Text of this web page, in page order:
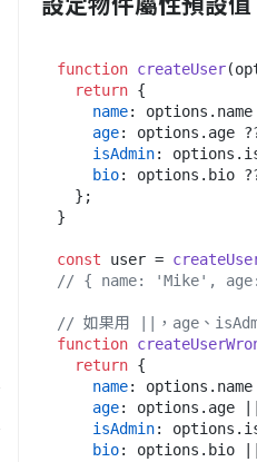
function createUser(
return {
name: options. name
age: options. age
isAdmin: options.
bio: options. bio
}
const user =
// { name: 'Mike',
// 如果用 ||，age、
function
return {
name: options. name
age: options. age
isAdmin: options.
bio: options. bio